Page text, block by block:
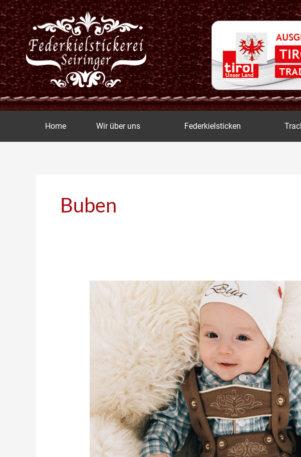
Zum
Inhalt
springen
Home Wir über uns Federkielsticken
Buben
Kinderlederhose